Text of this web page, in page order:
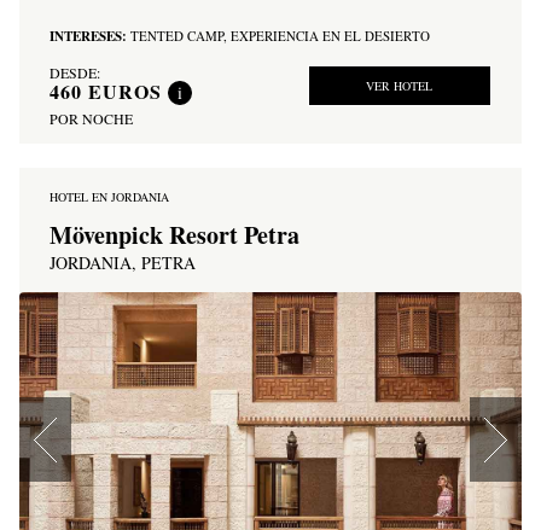
INTERESES: TENTED CAMP, EXPERIENCIA EN EL DESIERTO
DESDE:
460 EUROS i
POR NOCHE
VER HOTEL
HOTEL EN JORDANIA
Mövenpick Resort Petra
JORDANIA, PETRA